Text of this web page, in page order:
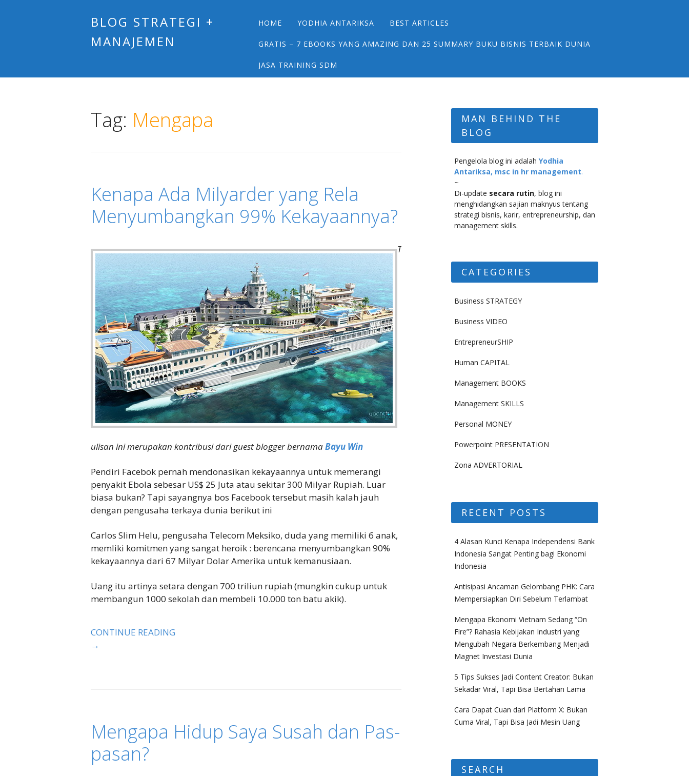
BLOG STRATEGI +
MANAJEMEN
Main menu
Skip
content
HOME YODHIA ANTARIKSA BEST ARTICLES
GRATIS – 7 EBOOKS YANG AMAZING DAN 25 SUMMARY BUKU BISNIS TERBAIK DUNIA
JASA TRAINING SDM
Tag: Mengapa
Kenapa Ada Milyarder yang Rela
Menyumbangkan 99% Kekayaannya?
T
ulisan ini merupakan kontribusi dari guest blogger bernamaBayu Win
Pendiri Facebok pernah mendonasikan kekayaannya untuk memerangi
penyakit Ebola sebesar US$ 25 Juta atau sekitar 300 Milyar Rupiah. Luar
biasa bukan? Tapi sayangnya bos Facebook tersebut masih kalah jauh
dengan pengusaha terkaya dunia berikut ini
Carlos Slim Helu, pengusaha Telecom Meksiko, duda yang memiliki 6 anak,
memliki komitmen yang sangat heroik : berencana menyumbangkan 90%
kekayaannya dari 67 Milyar Dolar Amerika untuk kemanusiaan.
Uang itu artinya setara dengan 700 triliun rupiah (mungkin cukup untuk
membangun 1000 sekolah dan membeli 10.000 ton batu akik).
CONTINUE READING
→
Mengapa Hidup Saya Susah dan Pas-
pasan?
MAN BEHIND THE
BLOG
Pengelola blog ini adalah Yodhia
Antariksa, msc in hr management.
~
Di-update secara rutin, blog ini
menghidangkan sajian maknyus tentang
strategi bisnis, karir, entrepreneurship, dan
management skills.
CATEGORIES
Business STRATEGY
Business VIDEO
EntrepreneurSHIP
Human CAPITAL
Management BOOKS
Management SKILLS
Personal MONEY
Powerpoint PRESENTATION
Zona ADVERTORIAL
RECENT POSTS
4 Alasan Kunci Kenapa Independensi Bank
Indonesia Sangat Penting bagi Ekonomi
Indonesia
Antisipasi Ancaman Gelombang PHK: Cara
Mempersiapkan Diri Sebelum Terlambat
Mengapa Ekonomi Vietnam Sedang “On
Fire”? Rahasia Kebijakan Industri yang
Mengubah Negara Berkembang Menjadi
Magnet Investasi Dunia
5 Tips Sukses Jadi Content Creator: Bukan
Sekadar Viral, Tapi Bisa Bertahan Lama
Cara Dapat Cuan dari Platform X: Bukan
Cuma Viral, Tapi Bisa Jadi Mesin Uang
SEARCH